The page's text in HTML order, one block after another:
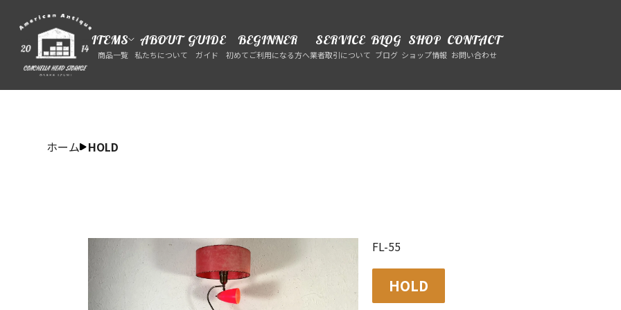
ITEMS
商品一覧
ABOUT
私たちについて
GUIDE
ガイド
BEGINNER
初めてご利用になる方へ
SERVICE
業者取引について
BLOG
ブログ
SHOP
ショップ情報
CONTACT
お問い合わせ
ホーム HOLD
FL-55
HOLD